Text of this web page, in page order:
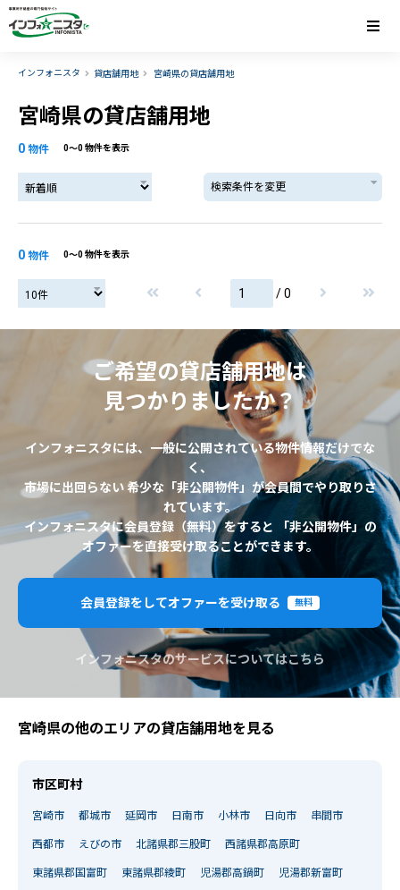
インフォニスタ 貸店舗用地 宮崎県の貸店舗用地
宮崎県の貸店舗用地
0 物件 0〜0 物件を表示
検索条件を変更
0 物件 0〜0 物件を表示
/ 0
ご希望の貸店舗用地は
見つかりましたか？
インフォニスタには、一般に公開されている物件情報だけでな
く、
市場に出回らない 希少な「非公開物件」が会員間でやり取りさ
れています。
インフォニスタに会員登録（無料）をすると 「非公開物件」の
オファーを直接受け取ることができます。
会員登録をしてオファーを受け取る 無料
インフォニスタのサービスについてはこちら
宮崎県の他のエリアの貸店舗用地を見る
市区町村
宮崎市 都城市 延岡市 日南市 小林市 日向市 串間市
西都市 えびの市 北諸県郡三股町 西諸県郡高原町
東諸県郡国富町 東諸県郡綾町 児湯郡高鍋町 児湯郡新富町